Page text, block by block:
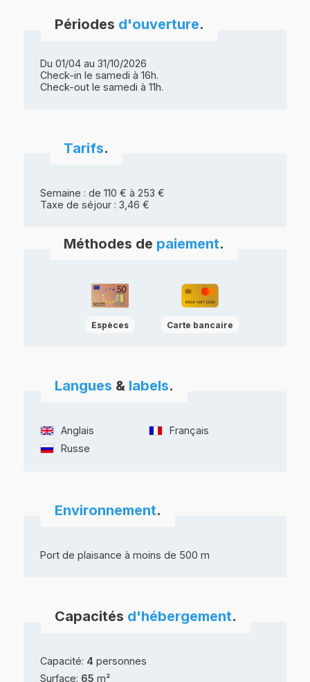
Périodes d'ouverture.
Du 01/04 au 31/10/2026
Check-in le samedi à 16h.
Check-out le samedi à 11h.
Tarifs.
Semaine : de 110 € à 253 €
Taxe de séjour : 3,46 €
Méthodes de paiement.
Espèces Carte bancaire
Langues & labels.
Anglais
Français
Russe
Environnement.
Port de plaisance à moins de 500 m
Capacités d'hébergement.
Capacité: 4 personnes
Surface: 65 m²